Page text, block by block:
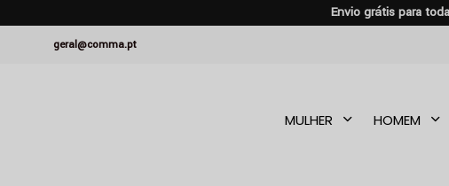
Envio grátis para
geral@comma.pt
MULHER HOMEM